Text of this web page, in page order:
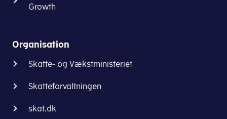
Growth
Organisation
Skatte- og Vækstministeriet
Skatteforvaltningen
skat.dk